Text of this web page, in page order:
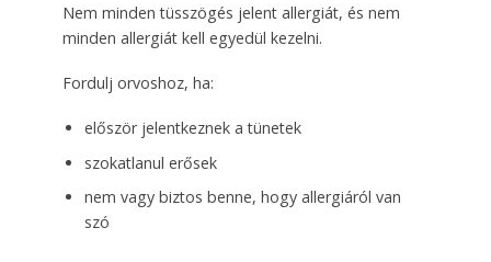
Nem minden tüsszögés jelent allergiát, és nem
minden allergiát kell egyedül kezelni.
Fordulj orvoshoz, ha:
először jelentkeznek a tünetek
szokatlanul erősek
nem vagy biztos benne, hogy allergiáról van
szó